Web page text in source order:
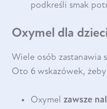
podkreśli smak
Oxymel dla
Wiele osób zastanawia
Oto 6 wskazówek,
Oxymel zawsze